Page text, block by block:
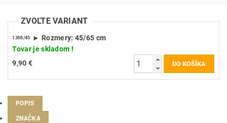
ZVOĽTE VARIANT
1306/45
► Rozmery: 45/65 cm
Tovar je skladom !
9,90 €
POPIS
ZNAČKA